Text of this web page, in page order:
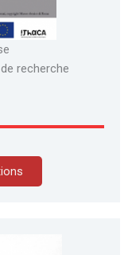
recherche